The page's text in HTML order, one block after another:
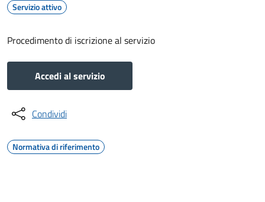
Servizio attivo
Procedimento di iscrizione al servizio
Accedi al servizio
Condividi
Normativa di riferimento